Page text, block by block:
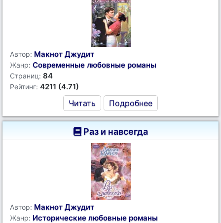
Автор: Макнот Джудит
Жанр: Современные любовные романы
Страниц: 84
Рейтинг: 4211 (4.71)
Читать Подробнее
Раз и навсегда
Автор: Макнот Джудит
Жанр: Исторические любовные романы